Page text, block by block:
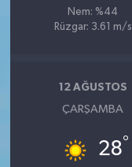
Nem: %44
Rüzgar: 3.61 m/s
12 AĞUSTOS
ÇARŞAMBA
28°